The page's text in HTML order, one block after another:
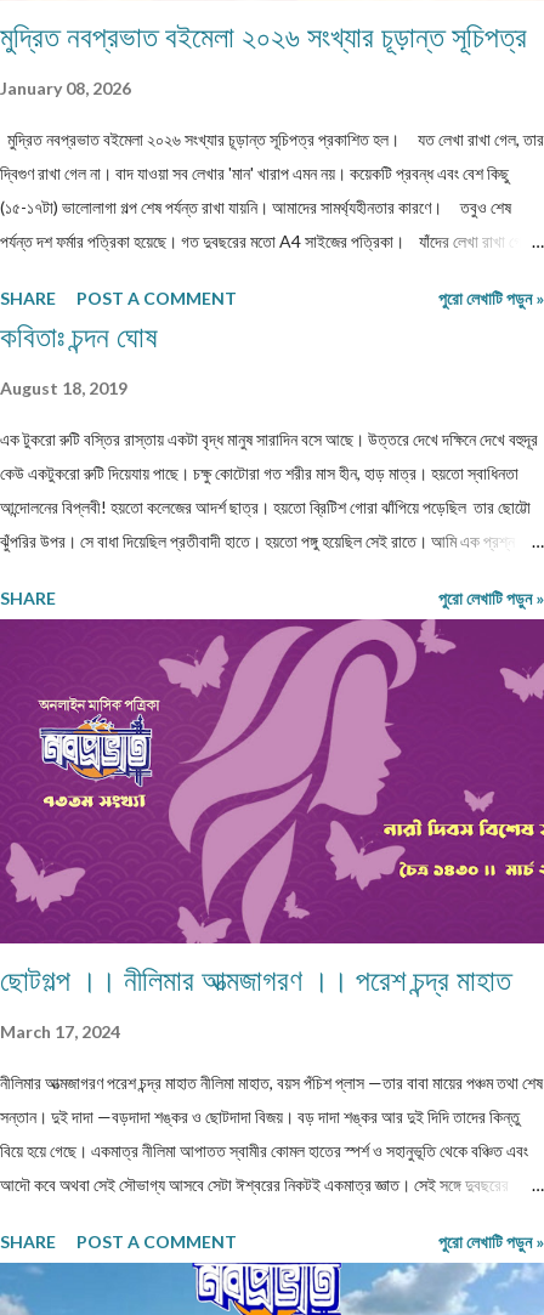
মুদ্রিত নবপ্রভাত বইমেলা ২০২৬ সংখ্যার চূড়ান্ত সূচিপত্র
January 08, 2026
মুদ্রিত নবপ্রভাত বইমেলা ২০২৬ সংখ্যার চূড়ান্ত সূচিপত্র প্রকাশিত হল। যত লেখা রাখা গেল, তার
দ্বিগুণ রাখা গেল না। বাদ যাওয়া সব লেখার 'মান' খারাপ এমন নয়। কয়েকটি প্রবন্ধ এবং বেশ কিছু
(১৫-১৭টা) ভালোলাগা গল্প শেষ পর্যন্ত রাখা যায়নি। আমাদের সামর্থ্যহীনতার কারণে। তবুও শেষ
পর্যন্ত দশ ফর্মার পত্রিকা হয়েছে। গত দুবছরের মতো A4 সাইজের পত্রিকা। যাঁদের লেখা রাখা গেল
নবপ্রভাতের জানুয়ারি ২০২৬ সংখ্যায় প্রকাশ করতে পারি। পত্রিকাটি আগামী ৯-১৩ জানুয়ারি ২০২৬
পশ্চিমবঙ্গ বাংলা আকাদেমি আয়োজিত কলকাতা লিটল ম্যাগাজিন মেলায় (রবীন্দ্র সদন - নন্দন চত্বরে) পাওয়া
SHARE POST A COMMENT পুরো লেখাটি পড়ুন »
কবিতাঃ চন্দন ঘোষ
August 18, 2019
এক টুকরো রুটি বস্তির রাস্তায় একটা বৃদ্ধ মানুষ সারাদিন বসে আছে। উত্তরে দেখে দক্ষিনে দেখে বহুদূর
কেউ একটুকরো রুটি দিয়েযায় পাছে। চক্ষু কোটোরা গত শরীর মাস হীন, হাড় মাত্র। হয়তো স্বাধিনতা
আন্দোলনের বিপ্লবী! হয়তো কলেজের আদর্শ ছাত্র। হয়তো ব্রিটিশ গোরা ঝাঁপিয়ে পড়েছিল তার ছোট্টো
ঝুঁপরির উপর। সে বাধা দিয়েছিল প্রতীবাদী হাতে। হয়তো পঙ্গু হয়েছিল সেই রাতে। আমি এক প্রশ্ন
বস্ত্রহীন এই রাতে। নিম্নাঙ্গে একটা নোংগরা ধুতি। কী জানি কত দিন খায়নি? কত দিন দেখেনি এক টুকরো
রুটি! রাজধানী শহরের আকাশটা দেখছে। দেখছে নেতা মন্ত্রী গন। হাইরে কেউতো তারে উঠিয়ে তোলেনি।
দেখেনি কোনো কোমল মন। আজ ভারতবর্ষ উন্নতশীল রাষ্ট্র! কথাটা অতীব মিথ্যা মাটি। এমন কতযে
মানুষ ক্ষুদার্থ, দেখেনা এক টুকরো রুটি। নতুন মন্ত্রী, নতুন রাষ্ট্রপতি সবাই আসে সবার হয় আবর্তন। হাইরে
পিছিয়ে পড়া মানুষ গুলো! তাদের হয়না কোনো পরিবর্তন। আজ 71 বছর আজাদ হয়েও বোধহয় যে...
SHARE পুরো লেখাটি পড়ুন »
ছোটগল্প ।। নীলিমার আত্মজাগরণ ।। পরেশ চন্দ্র মাহাত
March 17, 2024
নীলিমার আত্মজাগরণ পরেশ চন্দ্র মাহাত নীলিমা মাহাত, বয়স পঁচিশ প্লাস —তার বাবা মায়ের পঞ্চম তথা শেষ
সন্তান। দুই দাদা —বড়দাদা শঙ্কর ও ছোটদাদা বিজয়। বড় দাদা শঙ্কর আর দুই দিদি তাদের কিন্তু
বিয়ে হয়ে গেছে। একমাত্র নীলিমা আপাতত স্বামীর কোমল হাতের স্পর্শ ও সহানুভূতি থেকে বঞ্চিত এবং
আদৌ কবে অথবা সেই সৌভাগ্য আসবে সেটা ঈশ্বরের নিকটই একমাত্র জ্ঞাত। সেই সঙ্গে দুবছরের
গঠিত সংসার নীলিমাদের পরিবার। মধ্যবিত্ত পরিবার —মধ্যবিত্ত পরিবার না বলে যদি নিম্নবিত্ত বলা
হয় তবুও কোনো অত্যুক্তি করা হয় না। বাবার প্রত্যেকদিনের আয়ের উপর ভিত্তি করেই চলে সংসার।
SHARE POST A COMMENT পুরো লেখাটি পড়ুন »